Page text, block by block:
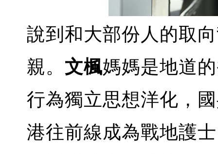
說到和大部份人的取
親。 文楓媽媽是地道
行為獨立思想洋化，
港往前線成為戰地護